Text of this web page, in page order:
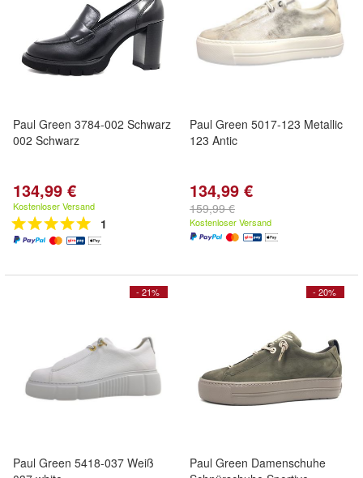
Paul Green 3784-002 Schwarz
002 Schwarz
134,99 €
Kostenloser Versand
1
Paul Green 5017-123 Metallic
123 Antic
134,99 €
159,99 €
Kostenloser Versand
- 21%
Paul Green 5418-037 Weiß
- 20%
Paul Green Damenschuhe